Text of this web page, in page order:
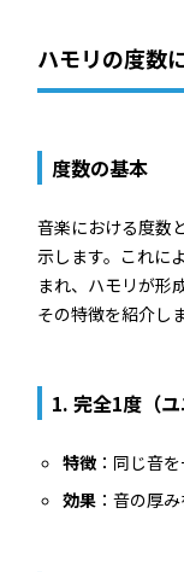
ハモリの度数
度数の基本
音楽における度数
示します。これに
まれ、ハモリが形
その特徴を紹介しま
1. 完全1度（ユ
特徴 ：同じ音
効果 ：音の厚